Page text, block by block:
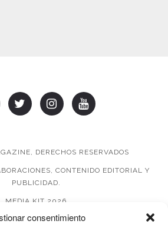
consentimiento
DERECHOS RESERVADOS
CONTENIDO EDITORIAL Y
PUBLICIDAD.
MEDIA KIT 2026
DE PRIVACIDAD